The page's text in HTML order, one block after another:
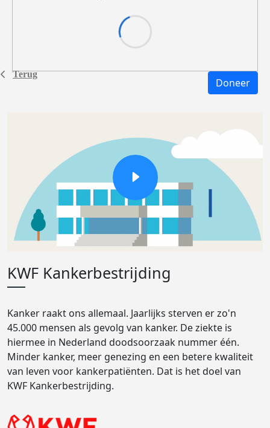
Terug
Doneer
KWF Kankerbestrijding
Kanker raakt ons allemaal. Jaarlijks sterven er zo'n
45.000 mensen als gevolg van kanker. De ziekte is
hiermee in Nederland doodsoorzaak nummer één.
Minder kanker, meer genezing en een betere kwaliteit
van leven voor kankerpatiënten. Dat is het doel van
KWF Kankerbestrijding.